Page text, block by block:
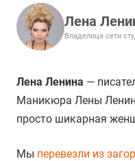
Лена
Владелица сети
Лена Ленина —
Маникюра Лены
просто шикарная
Мы перевезли из